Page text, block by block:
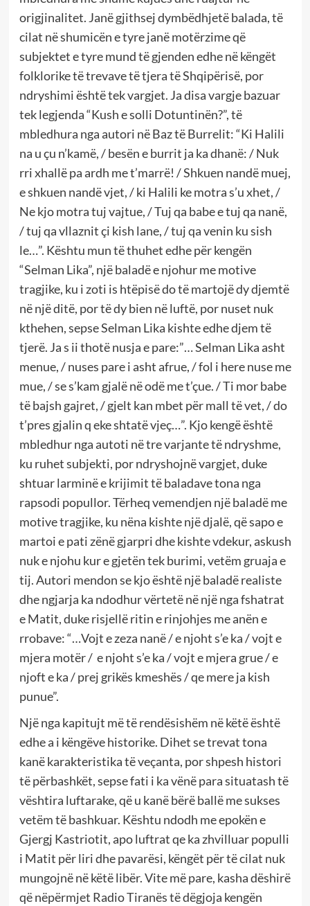
origjinalitet. Janë gjithsej dymbëdhjetë balada, të
cilat në shumicën e tyre janë motërzime që
subjektet e tyre mund të gjenden edhe në këngët
folklorike të trevave të tjera të Shqipërisë, por
ndryshimi është tek vargjet. Ja disa vargje bazuar
tek legjenda “Kush e solli Dotuntinën?”, të
mbledhura nga autori në Baz të Burrelit: “Ki Halili
na u çu n’kamë, / besën e burrit ja ka dhanë: / Nuk
rri xhallë pa ardh me t’marrë! / Shkuen nandë muej,
e shkuen nandë vjet, / ki Halili ke motra s’u xhet, /
Ne kjo motra tuj vajtue, / Tuj qa babe e tuj qa nanë,
/ tuj qa vllaznit çi kish lane, / tuj qa venin ku sish
le…”. Kështu mun të thuhet edhe për kengën
“Selman Lika”, një baladë e njohur me motive
tragjike, ku i zoti is htëpisë do të martojë dy djemtë
në një ditë, por të dy bien në luftë, por nuset nuk
kthehen, sepse Selman Lika kishte edhe djem të
tjerë. Ja s ii thotë nusja e pare:”… Selman Lika asht
menue, / nuses pare i asht afrue, / fol i here nuse me
mue, / se s’kam gjalë në odë me t’çue. / Ti mor babe
të bajsh gajret, / gjelt kan mbet për mall të vet, / do
t’pres gjalin q eke shtatë vjeç…”. Kjo kengë është
mbledhur nga autoti në tre varjante të ndryshme,
ku ruhet subjekti, por ndryshojnë vargjet, duke
shtuar larminë e krijimit të baladave tona nga
rapsodi popullor. Tërheq vemendjen një baladë me
motive tragjike, ku nëna kishte një djalë, që sapo e
martoi e pati zënë gjarpri dhe kishte vdekur, askush
nuk e njohu kur e gjetën tek burimi, vetëm gruaja e
tij. Autori mendon se kjo është një baladë realiste
dhe ngjarja ka ndodhur vërtetë në një nga fshatrat
e Matit, duke risjellë ritin e rinjohjes me anën e
rrobave: “…Vojt e zeza nanë / e njoht s’e ka / vojt e
mjera motër / e njoht s’e ka / vojt e mjera grue / e
njoft e ka / prej grikës kmeshës / qe mere ja kish
punue”.
Një nga kapitujt më të rendësishëm në këtë është
edhe a i këngëve historike. Dihet se trevat tona
kanë karakteristika të veçanta, por shpesh histori
të përbashkët, sepse fati i ka vënë para situatash të
vështira luftarake, që u kanë bërë ballë me sukses
vetëm të bashkuar. Kështu ndodh me epokën e
Gjergj Kastriotit, apo luftrat qe ka zhvilluar populli
i Matit për liri dhe pavarësi, këngët për të cilat nuk
mungojnë në këtë libër. Vite më pare, kasha dëshirë
që nëpërmjet Radio Tiranës të dëgjoja kengën